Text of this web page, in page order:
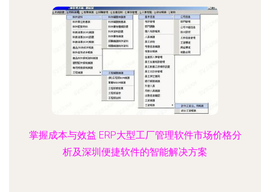
掌握成本与效益 ERP大型工厂管理软件市场价格分
析及深圳便捷软件的智能解决方案